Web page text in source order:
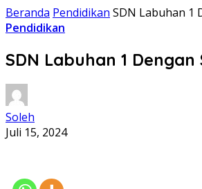
Beranda Pendidikan SDN Labuhan 1
Pendidikan
SDN Labuhan 1
Soleh
Juli 15, 2024